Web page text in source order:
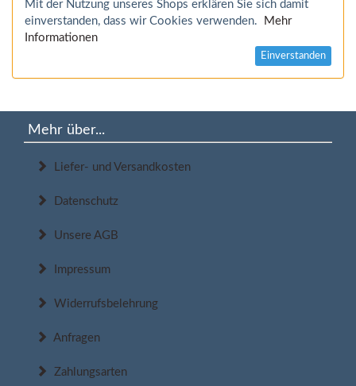
Mit der Nutzung unseres Shops erklären Sie sich damit
einverstanden, dass wir Cookies verwenden.
Mehr
Informationen
Einverstanden
Mehr über...
Liefer- und Versandkosten
Datenschutz
Unsere AGB
Impressum
Widerrufsbelehrung
Anfragen
Zahlungsarten